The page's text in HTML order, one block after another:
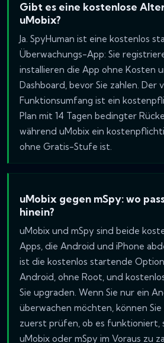
Gibt es eine kostenlose
uMobix?
Ja. SpyHuman ist eine kostenlos
Überwachungs-App: Sie
installieren die App ohne Kosten
Dashboard, bevor Sie zahlen. Der
Funktionsumfang ist ein
Plan mit 14 Tagen bedingter
während uMobix ein
ohne Gratis-Stufe ist.
uMobix gegen mSpy: wo
hinein?
uMobix und mSpy sind beide
Apps, die Android und iPhone
ist die kostenlos startende
Android, ohne Root, und
Sie upgraden. Wenn Sie nur ein
überwachen möchten, können Sie
zuerst prüfen, ob es funktioniert,
uMobix oder mSpy im Voraus zu